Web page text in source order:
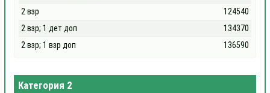
2 взр
124540
2 взр; 1 дет доп
134370
2 взр; 1 взр доп
136590
Категория 2